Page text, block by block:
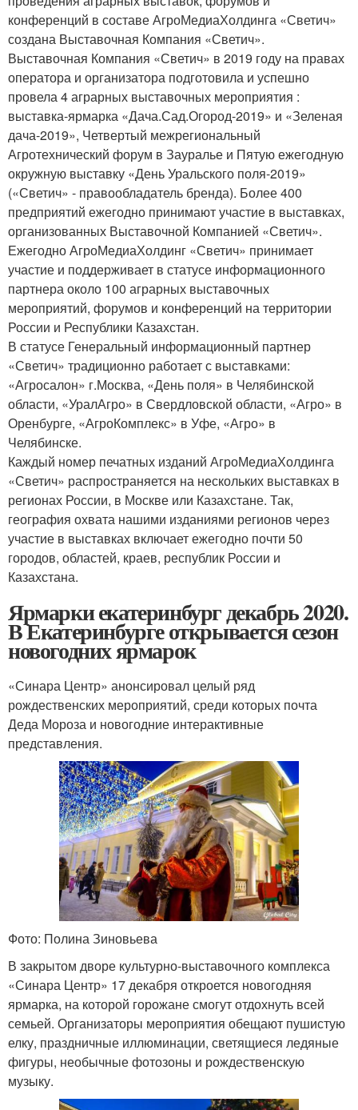
конференций в составе АгроМедиаХолдинга «Светич»
создана Выставочная Компания «Светич».
Выставочная Компания «Светич» в 2019 году на правах
оператора и организатора подготовила и успешно
провела 4 аграрных выставочных мероприятия :
выставка-ярмарка «Дача.Сад.Огород-2019» и «Зеленая
дача-2019», Четвертый межрегиональный
Агротехнический форум в Зауралье и Пятую ежегодную
окружную выставку «День Уральского поля-2019»
(«Светич» - правообладатель бренда). Более 400
предприятий ежегодно принимают участие в выставках,
организованных Выставочной Компанией «Светич».
Ежегодно АгроМедиаХолдинг «Светич» принимает
участие и поддерживает в статусе информационного
партнера около 100 аграрных выставочных
мероприятий, форумов и конференций на территории
России и Республики Казахстан.
В статусе Генеральный информационный партнер
«Светич» традиционно работает с выставками:
«Агросалон» г.Москва, «День поля» в Челябинской
области, «УралАгро» в Свердловской области, «Агро» в
Оренбурге, «АгроКомплекс» в Уфе, «Агро» в
Челябинске.
Каждый номер печатных изданий АгроМедиаХолдинга
«Светич» распространяется на нескольких выставках в
регионах России, в Москве или Казахстане. Так,
география охвата нашими изданиями регионов через
участие в выставках включает ежегодно почти 50
городов, областей, краев, республик России и
Казахстана.
Ярмарки екатеринбург декабрь 2020.
В Екатеринбурге открывается сезон
новогодних ярмарок
«Синара Центр» анонсировал целый ряд
рождественских мероприятий, среди которых почта
Деда Мороза и новогодние интерактивные
представления.
Фото: Полина Зиновьева
В закрытом дворе культурно-выставочного комплекса
«Синара Центр» 17 декабря откроется новогодняя
ярмарка, на которой горожане смогут отдохнуть всей
семьей. Организаторы мероприятия обещают пушистую
елку, праздничные иллюминации, светящиеся ледяные
фигуры, необычные фотозоны и рождественскую
музыку.